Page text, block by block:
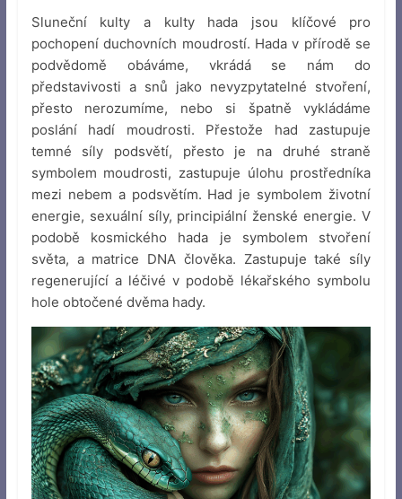
Sluneční kulty a kulty hada jsou klíčové pro
pochopení duchovních moudrostí. Hada v přírodě se
podvědomě obáváme, vkrádá se nám do
představivosti a snů jako nevyzpytatelné stvoření,
přesto nerozumíme, nebo si špatně vykládáme
poslání hadí moudrosti. Přestože had zastupuje
temné síly podsvětí, přesto je na druhé straně
symbolem moudrosti, zastupuje úlohu prostředníka
mezi nebem a podsvětím. Had je symbolem životní
energie, sexuální síly, principiální ženské energie. V
podobě kosmického hada je symbolem stvoření
světa, a matrice DNA člověka. Zastupuje také síly
regenerující a léčivé v podobě lékařského symbolu
hole obtočené dvěma hady.